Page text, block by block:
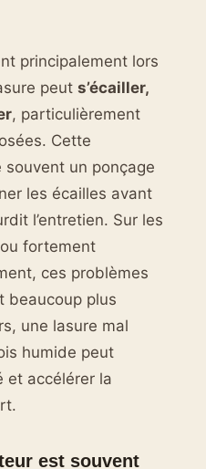
principalement lors
peut s’écailler,
, particulièrement
Cette
un ponçage
les écailles avant
l’entretien. Sur les
fortement
ces problèmes
beaucoup plus
une lasure mal
humide peut
et accélérer la
est souvent